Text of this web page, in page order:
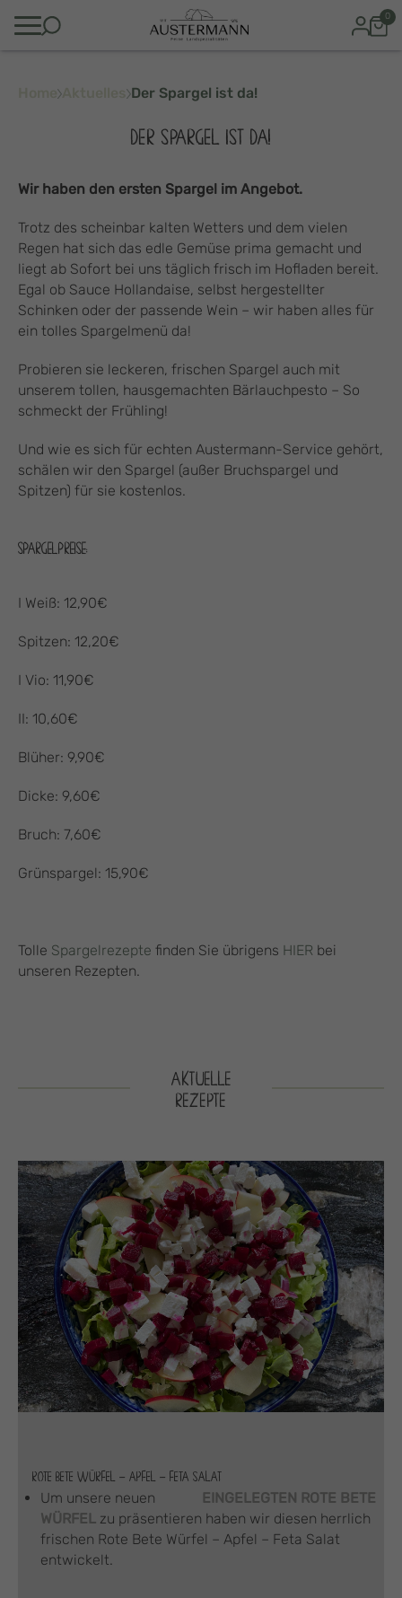
0
Der Spargel ist da!
DER SPARGEL IST DA!
Wir haben den ersten Spargel im Angebot.
Trotz des scheinbar kalten Wetters und dem vielen
Regen hat sich das edle Gemüse prima gemacht und
liegt ab Sofort bei uns täglich frisch im Hofladen bereit.
Egal ob Sauce Hollandaise, selbst hergestellter
Schinken oder der passende Wein – wir haben alles für
ein tolles Spargelmenü da!
Probieren sie leckeren, frischen Spargel auch mit
unserem tollen, hausgemachten Bärlauchpesto – So
schmeckt der Frühling!
Und wie es sich für echten Austermann-Service gehört,
schälen wir den Spargel (außer Bruchspargel und
Spitzen) für sie kostenlos.
SPARGELPREISE:
I Weiß: 12,90€
Spitzen: 12,20€
I Vio: 11,90€
II: 10,60€
Blüher: 9,90€
Dicke: 9,60€
Bruch: 7,60€
Grünspargel: 15,90€
Tolle Spargelrezepte finden Sie übrigens HIER bei
unseren Rezepten.
AKTUELLE
REZEPTE
ROTE BETE WÜRFEL – APFEL – FETA SALAT
Um unsere neuen
EINGELEGTEN ROTE BETE
WÜRFEL zu präsentieren haben wir diesen herrlich
frischen Rote Bete Würfel – Apfel – Feta Salat
entwickelt.